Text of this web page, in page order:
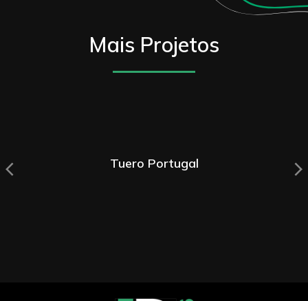
Mais Projetos
Tuero Portugal